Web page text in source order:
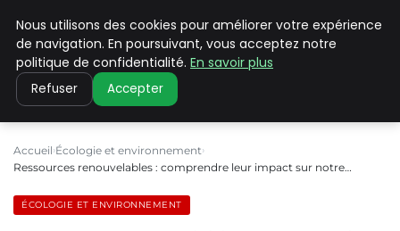
CLIMATE C ADVANCED
Accueil Écologie et environnement
Ressources renouvelables : comprendre leur impact sur notre…
ÉCOLOGIE ET ENVIRONNEMENT
Nous utilisons des cookies pour améliorer votre expérience
de navigation. En poursuivant, vous acceptez notre
politique de confidentialité. En savoir plus
Refuser Accepter